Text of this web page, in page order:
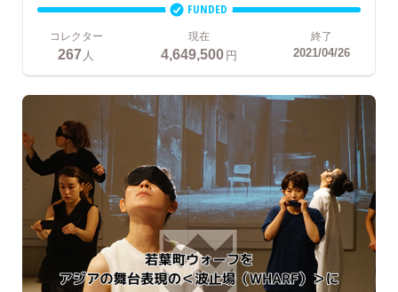
FUNDED
コレクター
267 人
現在
4,649,500円
終了
2021/04/26